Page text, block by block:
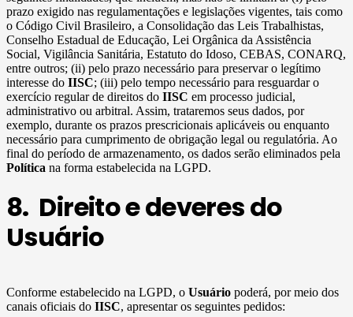
prazo exigido nas regulamentações e legislações vigentes, tais como
o Código Civil Brasileiro, a Consolidação das Leis Trabalhistas,
Conselho Estadual de Educação, Lei Orgânica da Assistência
Social, Vigilância Sanitária, Estatuto do Idoso, CEBAS, CONARQ,
entre outros; (ii) pelo prazo necessário para preservar o legítimo
interesse do IISC; (iii) pelo tempo necessário para resguardar o
exercício regular de direitos do IISC em processo judicial,
administrativo ou arbitral. Assim, trataremos seus dados, por
exemplo, durante os prazos prescricionais aplicáveis ou enquanto
necessário para cumprimento de obrigação legal ou regulatória. Ao
final do período de armazenamento, os dados serão eliminados pela
Política na forma estabelecida na LGPD.
8. Direito e deveres do
Usuário
Conforme estabelecido na LGPD, o Usuário poderá, por meio dos
canais oficiais do IISC, apresentar os seguintes pedidos: